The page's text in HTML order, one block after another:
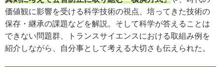
価値観に影響を受ける科学技術の視点、培ってきた技術の
保存・継承の課題などを解説。そして科学が答えることは
できない問題群、トランスサイエンスにおける取組み例を
紹介しながら、自分事として考える大切さも伝えられた。